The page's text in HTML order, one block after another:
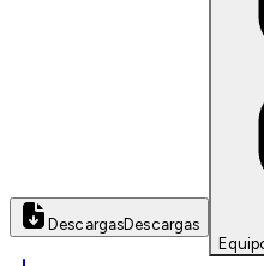
DescargasDescargas